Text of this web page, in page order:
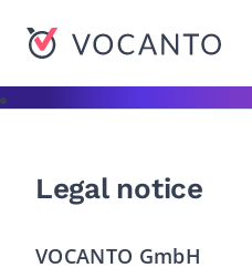
Legal notice
VOCANTO GmbH